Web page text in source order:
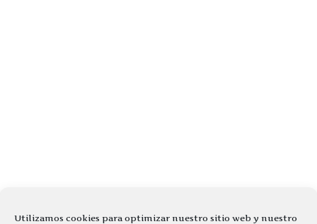
Utilizamos cookies para optimizar nuestro sitio web y nuestro